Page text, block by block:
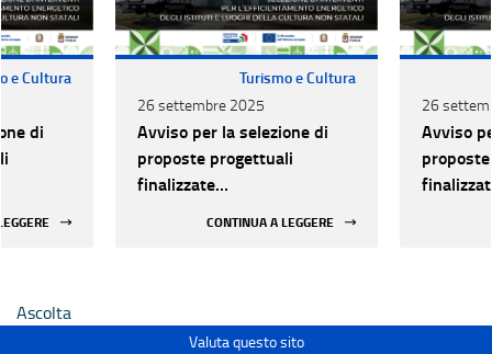
e Cultura
di
Turismo e Cultura
26 settembre 2025
Avviso per la selezione di
proposte progettuali
finalizzate
CONTINUA A LEGGERE
26
Avviso
Ascolta
Valuta questo sito